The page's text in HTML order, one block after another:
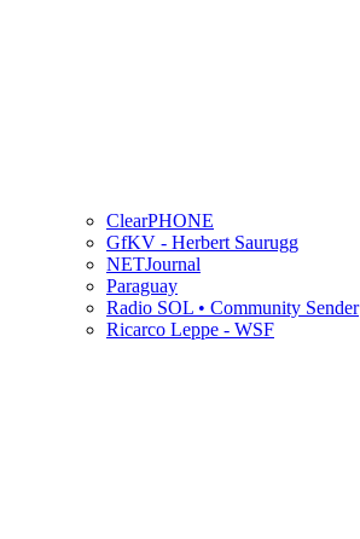
ClearPHONE
GfKV - Herbert Saurugg
NETJournal
Paraguay
Radio SOL • Community Sender
Ricarco Leppe - WSF